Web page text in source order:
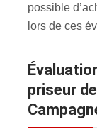
possible
lors de ces
évaluation par le commissaire-
priseur